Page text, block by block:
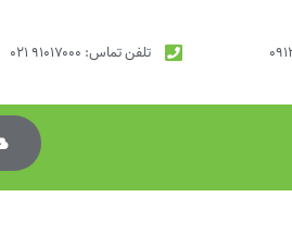
تلفن تماس: ۹۱۰۱۷۰۰۰ ۰۲۱